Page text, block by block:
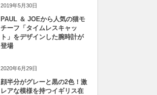
2019年5月30日
PAUL ＆ JOEから人気の猫モ
チーフ「タイムレスキャッ
ト」をデザインした腕時計が
登場
2020年6月29日
顔半分がグレーと黒の2色！激
レアな模様を持つイギリス在